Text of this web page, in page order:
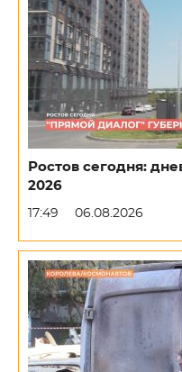
Ростов сегодня:
2026
17:49 06.08.2026